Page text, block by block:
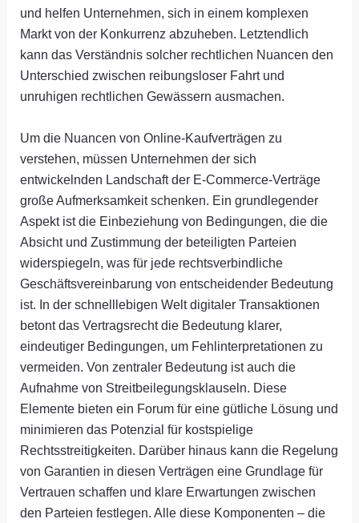
und helfen Unternehmen, sich in einem komplexen
Markt von der Konkurrenz abzuheben. Letztendlich
kann das Verständnis solcher rechtlichen Nuancen den
Unterschied zwischen reibungsloser Fahrt und
unruhigen rechtlichen Gewässern ausmachen.
Um die Nuancen von Online-Kaufverträgen zu
verstehen, müssen Unternehmen der sich
entwickelnden Landschaft der E-Commerce-Verträge
große Aufmerksamkeit schenken. Ein grundlegender
Aspekt ist die Einbeziehung von Bedingungen, die die
Absicht und Zustimmung der beteiligten Parteien
widerspiegeln, was für jede rechtsverbindliche
Geschäftsvereinbarung von entscheidender Bedeutung
ist. In der schnelllebigen Welt digitaler Transaktionen
betont das Vertragsrecht die Bedeutung klarer,
eindeutiger Bedingungen, um Fehlinterpretationen zu
vermeiden. Von zentraler Bedeutung ist auch die
Aufnahme von Streitbeilegungsklauseln. Diese
Elemente bieten ein Forum für eine gütliche Lösung und
minimieren das Potenzial für kostspielige
Rechtsstreitigkeiten. Darüber hinaus kann die Regelung
von Garantien in diesen Verträgen eine Grundlage für
Vertrauen schaffen und klare Erwartungen zwischen
den Parteien festlegen. Alle diese Komponenten – die